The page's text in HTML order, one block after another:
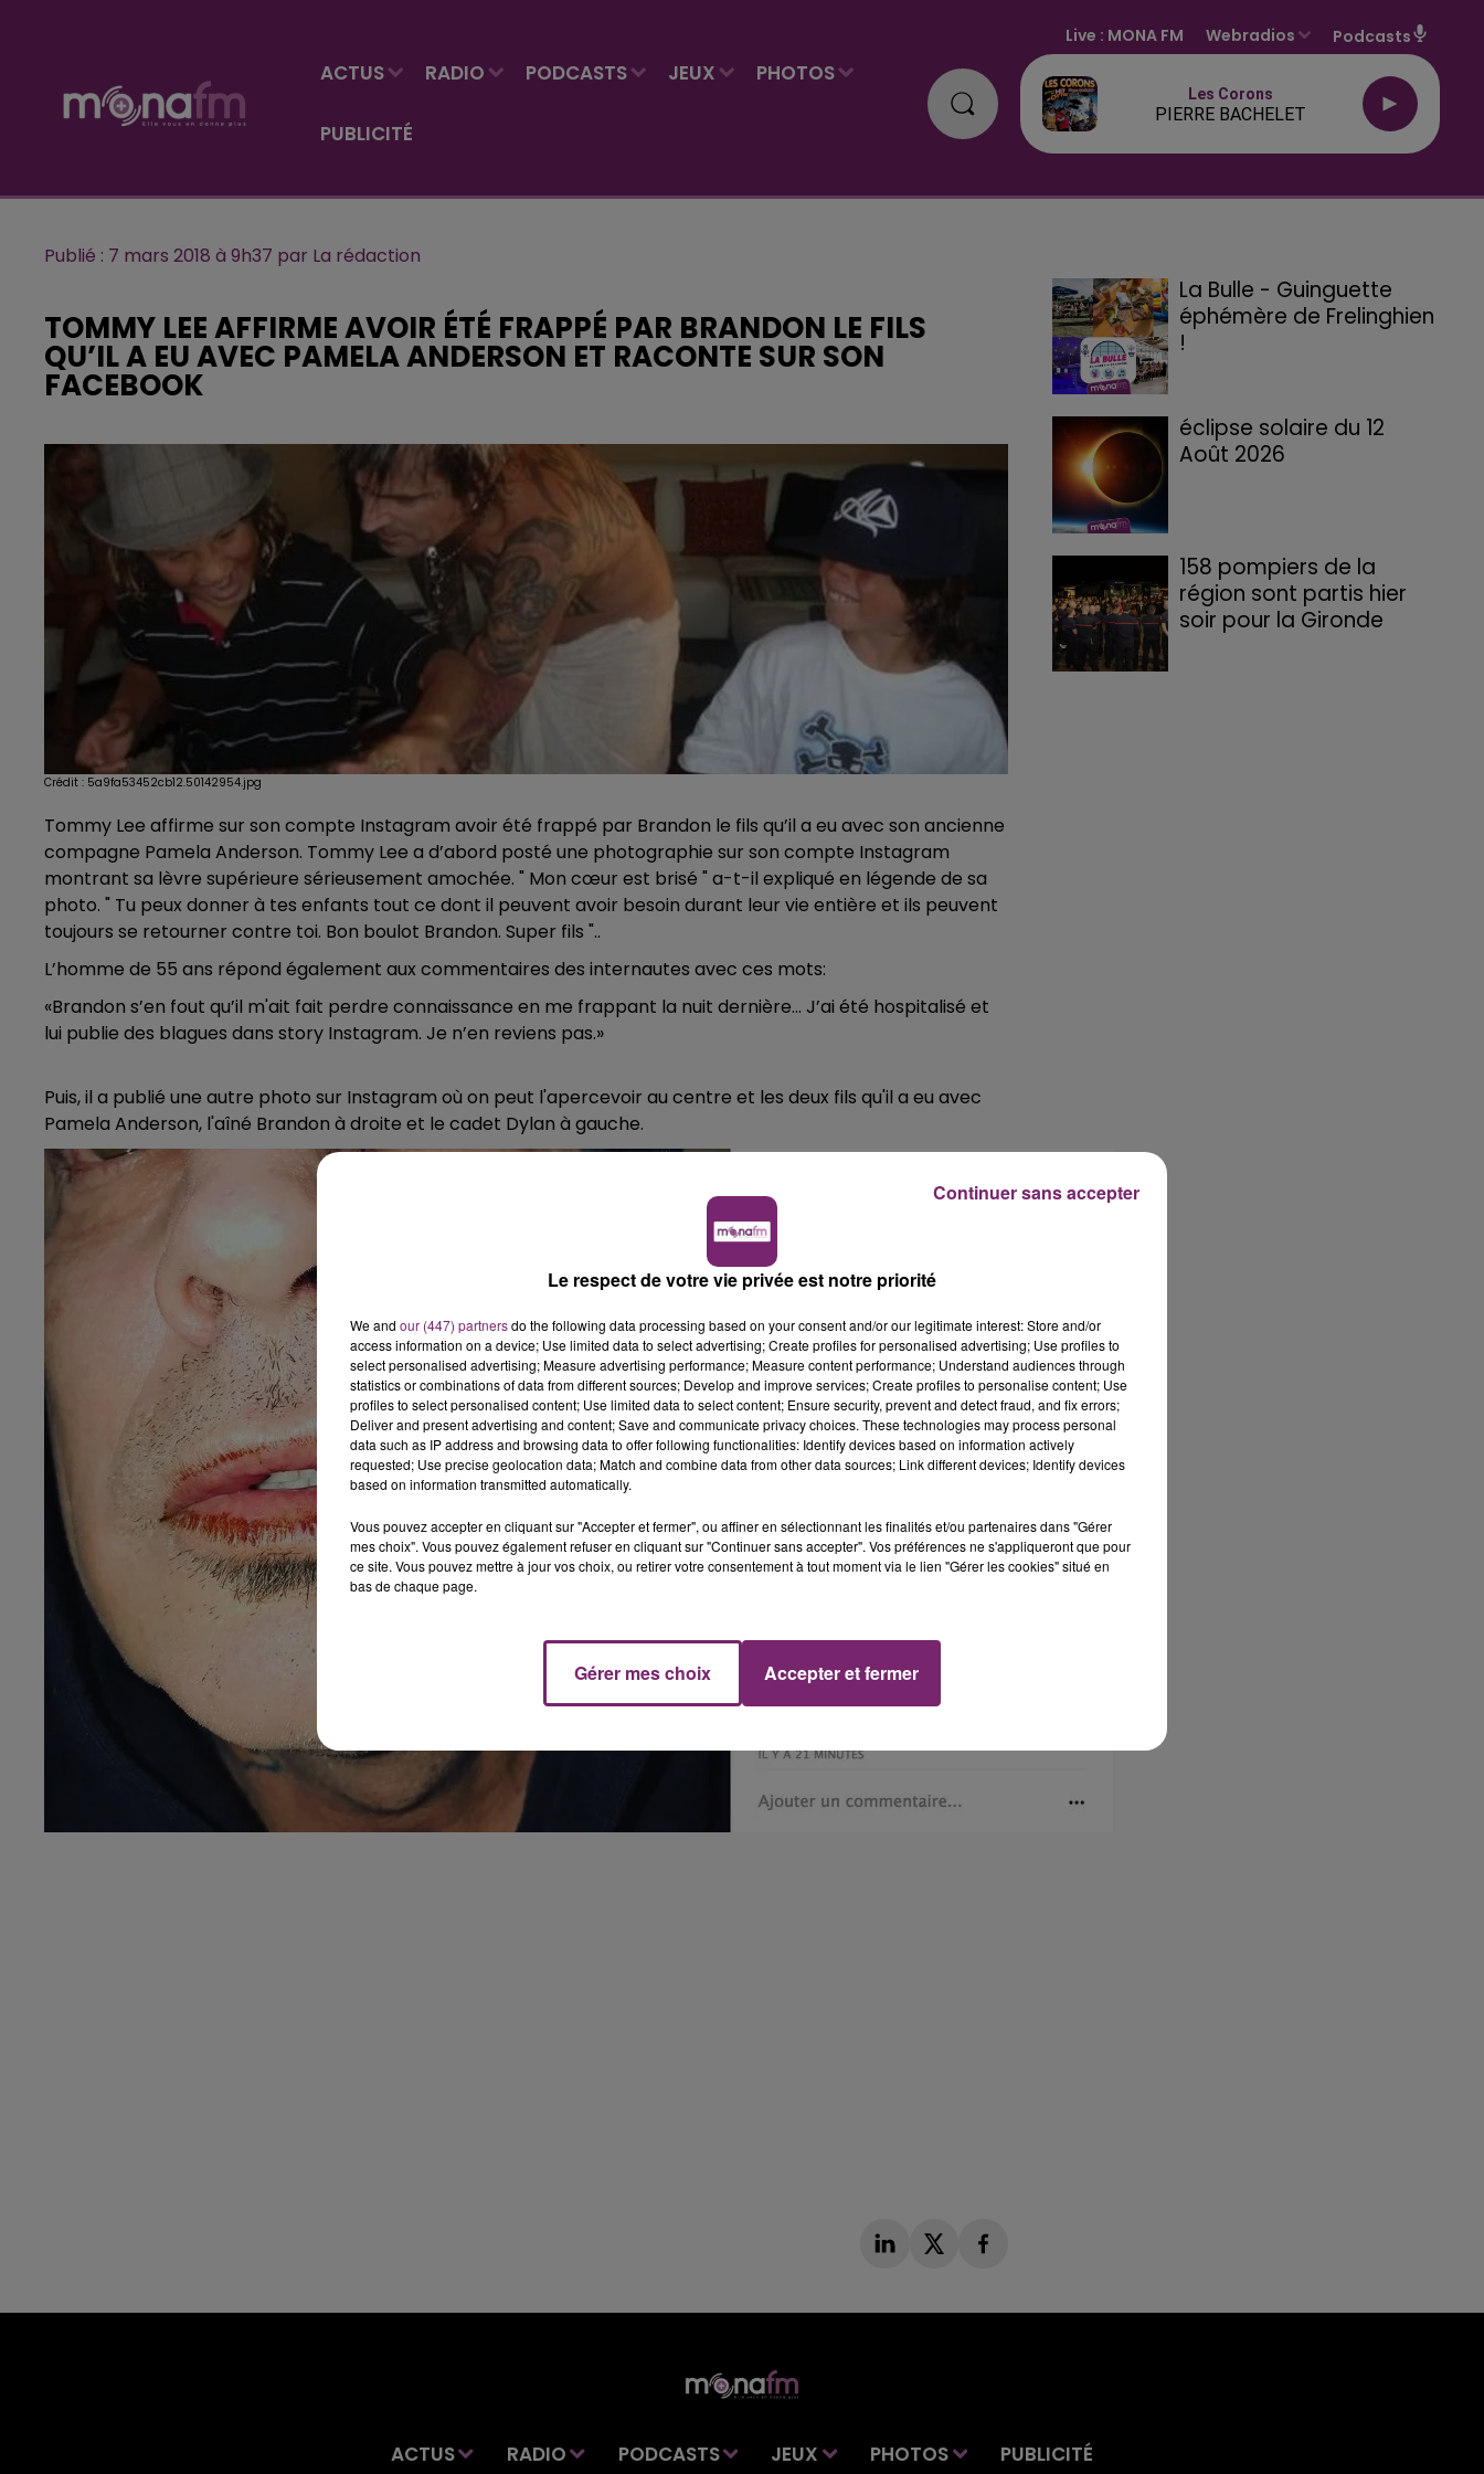
ACTUS RADIO PODCASTS JEUX PHOTOS
PUBLICITÉ
Live : MONA FM Webradios Podcasts
Les Corons
PIERRE BACHELET
Publié : 7 mars 2018 à 9h37 par La rédaction
TOMMY LEE AFFIRME AVOIR ÉTÉ FRAPPÉ PAR BRANDON LE FILS
QU’IL A EU AVEC PAMELA ANDERSON ET RACONTE SUR SON
FACEBOOK
Crédit : 5a9fa53452cb12.50142954.jpg
Tommy Lee affirme sur son compte Instagram avoir été frappé par Brandon le fils qu’il a eu avec son ancienne
compagne Pamela Anderson. Tommy Lee a d’abord posté une photographie sur son compte Instagram
montrant sa lèvre supérieure sérieusement amochée. " Mon cœur est brisé " a-t-il expliqué en légende de sa
photo. " Tu peux donner à tes enfants tout ce dont il peuvent avoir besoin durant leur vie entière et ils peuvent
toujours se retourner contre toi. Bon boulot Brandon. Super fils "..
L’homme de 55 ans répond également aux commentaires des internautes avec ces mots:
«Brandon s’en fout qu’il m'ait fait perdre connaissance en me frappant la nuit dernière... J’ai été hospitalisé et
lui publie des blagues dans story Instagram. Je n’en reviens pas.»
Puis, il a publié une autre photo sur Instagram où on peut l'apercevoir au centre et les deux fils qu'il a eu avec
Pamela Anderson, l'aîné Brandon à droite et le cadet Dylan à gauche.
La Bulle - Guinguette
éphémère de Frelinghien
!
éclipse solaire du 12
Août 2026
158 pompiers de la
région sont partis hier
soir pour la Gironde
ACTUS RADIO PODCASTS JEUX PHOTOS PUBLICITÉ
Le respect de votre vie privée est notre priorité
We and our (447) partnersdo the following data processing based on your consent and/or our legitimate interest: Store and/or
access information on a device; Use limited data to select advertising; Create profiles for personalised advertising; Use profiles to
select personalised advertising; Measure advertising performance; Measure content performance; Understand audiences through
statistics or combinations of data from different sources; Develop and improve services; Create profiles to personalise content; Use
profiles to select personalised content; Use limited data to select content; Ensure security, prevent and detect fraud, and fix errors;
Deliver and present advertising and content; Save and communicate privacy choices. These technologies may process personal
data such as IP address and browsing data to offer following functionalities: Identify devices based on information actively
requested; Use precise geolocation data; Match and combine data from other data sources; Link different devices; Identify devices
based on information transmitted automatically.
Vous pouvez accepter en cliquant sur "Accepter et fermer", ou affiner en sélectionnant les finalités et/ou partenaires dans "Gérer
mes choix". Vous pouvez également refuser en cliquant sur "Continuer sans accepter". Vos préférences ne s'appliqueront que pour
ce site. Vous pouvez mettre à jour vos choix, ou retirer votre consentement à tout moment via le lien "Gérer les cookies" situé en
bas de chaque page.
Gérer mes choix Accepter et fermer
Continuer sans accepter